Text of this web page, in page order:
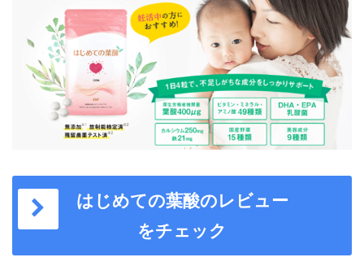
はじめての葉酸のレビュー
をチェック